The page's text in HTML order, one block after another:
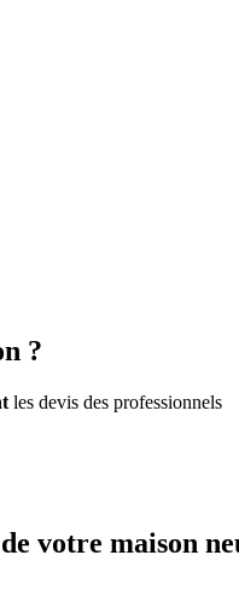
?
les devis des professionnels
votre maison